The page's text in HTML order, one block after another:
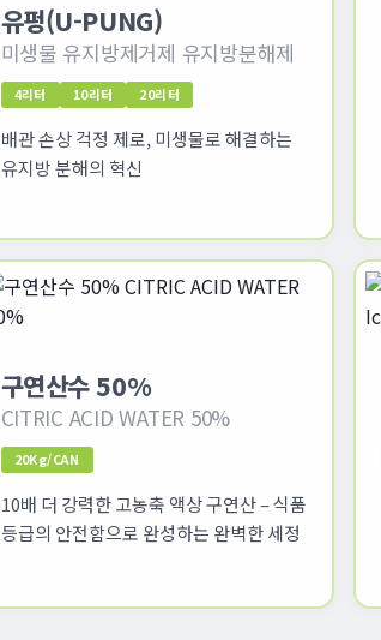
유펑(U-PUNG)
미생물 유지방제거제 유지방분해제
4리터 10리터 20리터
배관 손상 걱정 제로, 미생물로 해결하는
유지방 분해의 혁신
구연산수 50%
CITRIC ACID WATER 50%
20Kg/CAN
10배 더 강력한 고농축 액상 구연산 – 식품
등급의 안전함으로 완성하는 완벽한 세정